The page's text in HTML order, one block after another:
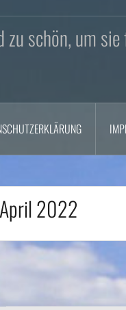
schön, um
April 2022